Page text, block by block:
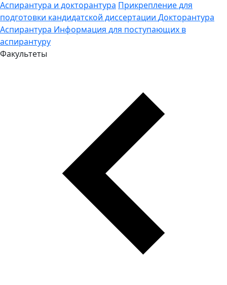
Аспирантура и докторантура Прикрепление для
подготовки кандидатской диссертации Докторантура
Аспирантура Информация для поступающих в
аспирантуру
Факультеты